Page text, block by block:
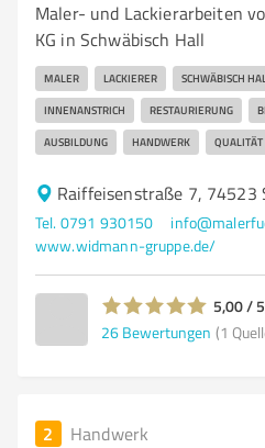
Maler- und Lackierarbeiten
KG in Schwäbisch Hall
MALER LACKIERER SCHWÄBISCH
INNENANSTRICH RESTAURIERUNG
AUSBILDUNG HANDWERK QUALITÄT
Raiffeisenstraße 7, 74523
Tel. 0791 930150
www.widmann-gruppe.de/
5,00 /
26 Bewertungen (1
2 Handwerk